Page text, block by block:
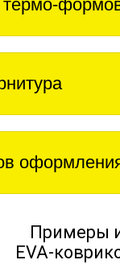
термо-
Примеры
EVA-